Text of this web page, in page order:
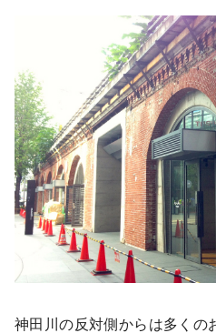
神田川の反対側からは多くの